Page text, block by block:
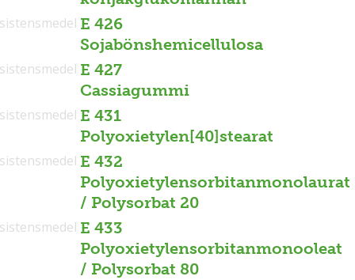
E 426
Sojabönshemicellulosa
E 427
Cassiagummi
E 431
Polyoxietylen[40]stearat
E 432
Polyoxietylensorbitanmonolaurat
/ Polysorbat 20
E 433
Polyoxietylensorbitanmonooleat
/ Polysorbat 80